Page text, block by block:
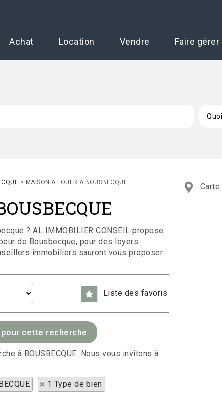
Achat Location Vendre Faire gérer
Carte
> MAISON À LOUER À BOUSBECQUE
? AL IMMOBILIER CONSEIL propose
de Bousbecque, pour des loyers
immobiliers sauront vous proposer
Liste des favoris
à BOUSBECQUE. Nous vous invitons à
1 Type de bien